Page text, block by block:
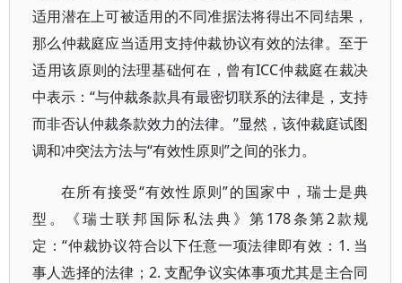
适用潜在上可被适用的不同准据法将得出不同结果，
那么仲裁庭应当适用支持仲裁协议有效的法律。至于
适用该原则的法理基础何在，曾有ICC仲裁庭在裁决
中表示：“与仲裁条款具有最密切联系的法律是，支持
而非否认仲裁条款效力的法律。”显然，该仲裁庭试图
调和冲突法方法与“有效性原则”之间的张力。
在所有接受“有效性原则”的国家中，瑞士是典
型。《瑞士联邦国际私法典》第178条第2款规
定：“仲裁协议符合以下任意一项法律即有效：1. 当
事人选择的法律；2. 支配争议实体事项尤其是主合同